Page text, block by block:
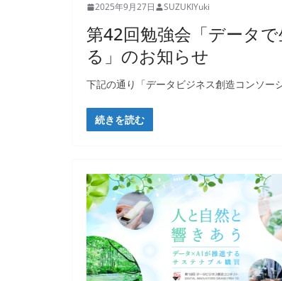
2025年9月27日 SUZUKIYuki
第42回勉強会「データ
る」のお知らせ
下記の通り「データビジネス創造コンソー
続きを読む